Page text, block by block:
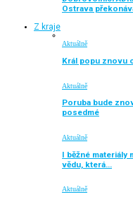
Ostrava
Z kraje
Aktuálně
Král popu znovu
Aktuálně
Poruba bude
posedmé
Aktuálně
I běžné materiály
vědu, která…
Aktuálně